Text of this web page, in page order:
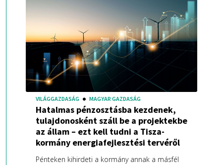
VILÁGGAZDASÁG MAGYAR GAZDASÁG
Hatalmas pénzosztásba kezdenek,
tulajdonosként száll be a projektekbe
az állam – ezt kell tudni a Tisza-
kormány energiafejlesztési tervéről
Pénteken kihirdeti a kormány annak a másfél